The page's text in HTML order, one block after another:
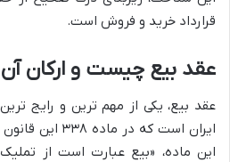
قرارداد خرید و فروش است.
عقد بیع چیست و ارکان
عقد بیع، یکی از مهم ترین و رایج
ایران است که
این ماده، «بیع عبارت است از